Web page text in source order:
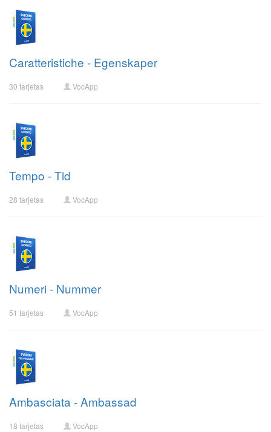
Caratteristiche - Egenskaper
30 tarjetas VocApp
Tempo - Tid
28 tarjetas VocApp
Numeri - Nummer
51 tarjetas VocApp
Ambasciata - Ambassad
18 tarjetas VocApp